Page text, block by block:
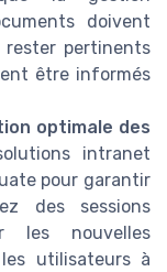
doivent
rester pertinents
être informés
optimale des
intranet
pour garantir
des sessions
les nouvelles
utilisateurs à